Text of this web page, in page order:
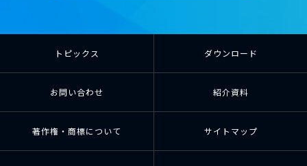
トピックス ダウンロード
お問い合わせ 紹介資料
著作権・商標について サイトマップ